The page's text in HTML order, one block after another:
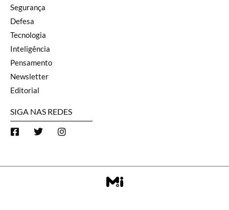
Segurança
Defesa
Tecnologia
Inteligência
Pensamento
Newsletter
Editorial
SIGA NAS REDES